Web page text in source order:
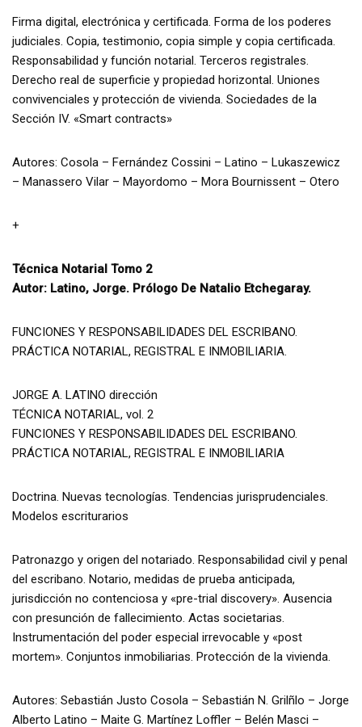
Firma digital, electrónica y certificada. Forma de los poderes
judiciales. Copia, testimonio, copia simple y copia certificada.
Responsabilidad y función notarial. Terceros registrales.
Derecho real de superficie y propiedad horizontal. Uniones
convivenciales y protección de vivienda. Sociedades de la
Sección IV. «Smart contracts»
Autores: Cosola – Fernández Cossini – Latino – Lukaszewicz
– Manassero Vilar – Mayordomo – Mora Bournissent – Otero
+
Técnica Notarial Tomo 2
Autor: Latino, Jorge. Prólogo De Natalio Etchegaray.
FUNCIONES Y RESPONSABILIDADES DEL ESCRIBANO.
PRÁCTICA NOTARIAL, REGISTRAL E INMOBILIARIA.
JORGE A. LATINO dirección
TÉCNICA NOTARIAL, vol. 2
FUNCIONES Y RESPONSABILIDADES DEL ESCRIBANO.
PRÁCTICA NOTARIAL, REGISTRAL E INMOBILIARIA
Doctrina. Nuevas tecnologías. Tendencias jurisprudenciales.
Modelos escriturarios
Patronazgo y origen del notariado. Responsabilidad civil y penal
del escribano. Notario, medidas de prueba anticipada,
jurisdicción no contenciosa y «pre-trial discovery». Ausencia
con presunción de fallecimiento. Actas societarias.
Instrumentación del poder especial irrevocable y «post
mortem». Conjuntos inmobiliarias. Protección de la vivienda.
Autores: Sebastián Justo Cosola – Sebastián N. Grilñlo – Jorge
Alberto Latino – Maite G. Martínez Loffler – Belén Masci –